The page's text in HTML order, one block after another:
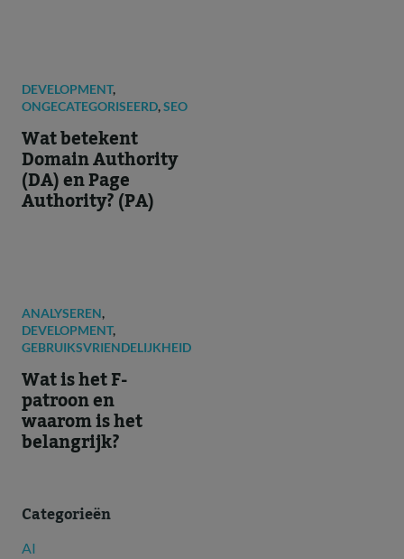
DEVELOPMENT,
ONGECATEGORISEERD,SEO
Wat betekent
Domain Authority
(DA) en Page
Authority? (PA)
ANALYSEREN,
DEVELOPMENT,
GEBRUIKSVRIENDELIJKHEID
Wat is het F-
patroon en
waarom is het
belangrijk?
Categorieën
AI